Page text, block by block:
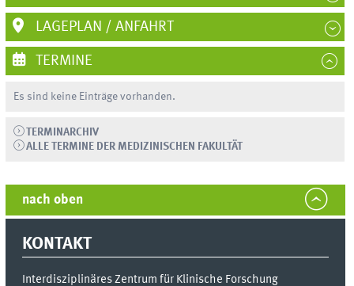
LAGEPLAN / ANFAHRT
TERMINE
Es sind keine Einträge vorhanden.
TERMINARCHIV
ALLE TERMINE DER MEDIZINISCHEN FAKULTÄT
nach oben
KONTAKT
Interdisziplinäres Zentrum für Klinische Forschung